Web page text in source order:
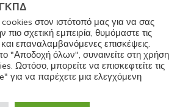
Home. All Rights Reserved
στον ιστότοπό μας για να σας
σχετική εμπειρία, θυμόμαστε τις
επαναλαμβανόμενες επισκέψεις.
"Αποδοχή όλων", συναινείτε στη χρήση
Ωστόσο, μπορείτε να επισκεφτείτε τις
για να παρέχετε μια ελεγχόμενη